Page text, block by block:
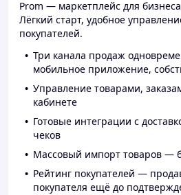
Prom — маркетплейс для
Лёгкий старт, удобное
покупателей.
Три канала продаж
мобильное приложение,
Управление товарами,
кабинете
Готовые интеграции с
чеков
Массовый импорт товаров —
Рейтинг покупателей —
покупателя ещё до